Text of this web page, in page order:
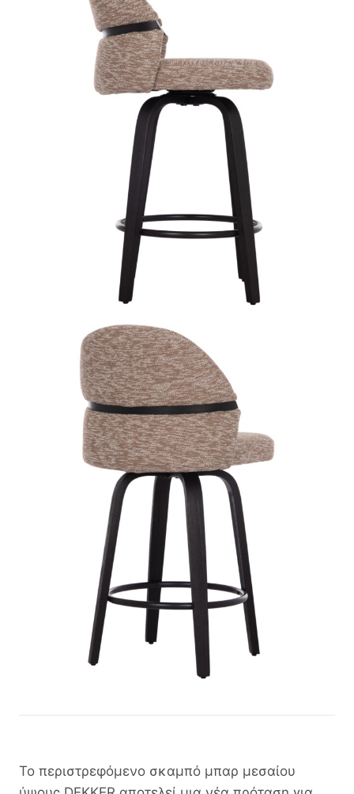
Το περιστρεφόμενο σκαμπό μπαρ μεσαίου